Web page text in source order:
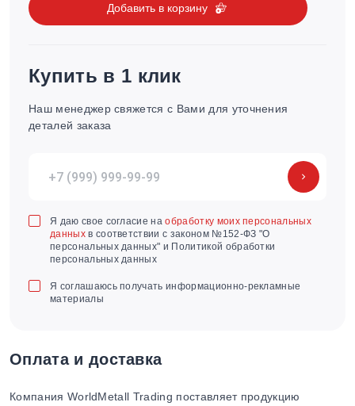
Добавить в корзину
Купить в 1 клик
Наш менеджер свяжется с Вами для уточнения
деталей заказа
Я даю свое согласие наобработку моих персональных
данныхв соответствии с законом №152-ФЗ "О
персональных данных" и Политикой обработки
персональных данных
Я соглашаюсь получать информационно-рекламные
материалы
Оплата и доставка
Компания WorldMetall Trading поставляет продукцию